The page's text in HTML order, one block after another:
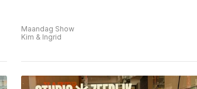
Maandag Show
Kim & Ingrid